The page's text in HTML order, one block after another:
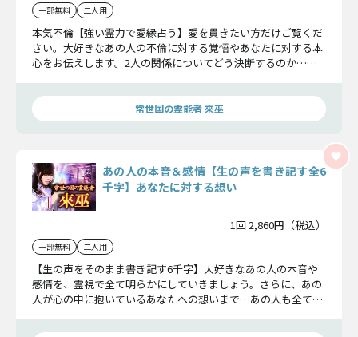
一部無料 二人用
本気不倫【強い霊力で愛縁占う】愛を貫きたい方だけご覧くだ
さい。大好きなあの人の不倫に対する覚悟やあなたに対する本
心をお伝えします。2人の関係についてどう決断するのか…詳
常世国の霊能者 來巫
あの人の本音＆感情【生の声を書き記す全6
千字】あなたに対する想い
1回 2,860円（税込）
一部無料 二人用
【生の声をそのまま書き記す6千字】大好きなあの人の本音や
感情を、霊視で全て明らかにしていきましょう。さらに、あの
人が心の中に抱いているあなたへの想いまで…あの人も全てを